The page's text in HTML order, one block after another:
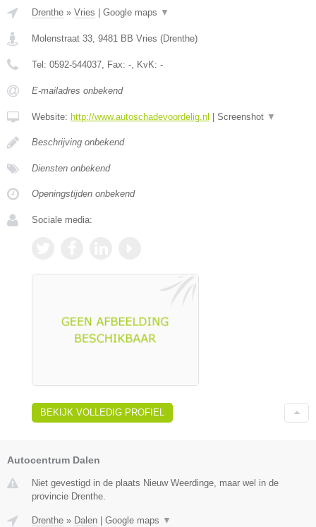
Drenthe » Vries Google maps ▼
Molenstraat 33, 9481 BB Vries (Drenthe)
Tel: 0592-544037, Fax: -, KvK: -
E-mailadres onbekend
Website: http://www.autoschadevoordelig.nl Screenshot ▼
Beschrijving onbekend
Diensten onbekend
Openingstijden onbekend
Sociale media:
BEKIJK VOLLEDIG PROFIEL
Autocentrum Dalen
Niet gevestigd in de plaats Nieuw Weerdinge, maar wel in de
provincie Drenthe.
Drenthe » Dalen Google maps ▼